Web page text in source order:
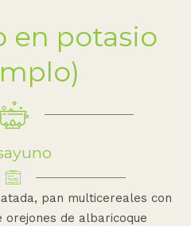
en potasio
pan multicereales con
orejones de albaricoque